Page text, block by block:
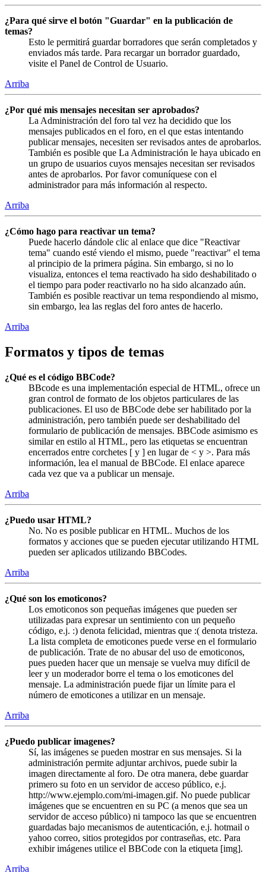
¿Para qué sirve el botón "Guardar" en la publicación de
temas?
Esto le permitirá guardar borradores que serán completados y
enviados más tarde. Para recargar un borrador guardado,
visite el Panel de Control de Usuario.
Arriba
¿Por qué mis mensajes necesitan ser aprobados?
La Administración del foro tal vez ha decidido que los
mensajes publicados en el foro, en el que estas intentando
publicar mensajes, necesiten ser revisados antes de aprobarlos.
También es posible que La Administración le haya ubicado en
un grupo de usuarios cuyos mensajes necesitan ser revisados
antes de aprobarlos. Por favor comuníquese con el
administrador para más información al respecto.
Arriba
¿Cómo hago para reactivar un tema?
Puede hacerlo dándole clic al enlace que dice "Reactivar
tema" cuando esté viendo el mismo, puede "reactivar" el tema
al principio de la primera página. Sin embargo, si no lo
visualiza, entonces el tema reactivado ha sido deshabilitado o
el tiempo para poder reactivarlo no ha sido alcanzado aún.
También es posible reactivar un tema respondiendo al mismo,
sin embargo, lea las reglas del foro antes de hacerlo.
Arriba
Formatos y tipos de temas
¿Qué es el código BBCode?
BBcode es una implementación especial de HTML, ofrece un
gran control de formato de los objetos particulares de las
publicaciones. El uso de BBCode debe ser habilitado por la
administración, pero también puede ser deshabilitado del
formulario de publicación de mensajes. BBCode asimismo es
similar en estilo al HTML, pero las etiquetas se encuentran
encerrados entre corchetes [ y ] en lugar de < y >. Para más
información, lea el manual de BBCode. El enlace aparece
cada vez que va a publicar un mensaje.
Arriba
¿Puedo usar HTML?
No. No es posible publicar en HTML. Muchos de los
formatos y acciones que se pueden ejecutar utilizando HTML
pueden ser aplicados utilizando BBCodes.
Arriba
¿Qué son los emoticonos?
Los emoticonos son pequeñas imágenes que pueden ser
utilizadas para expresar un sentimiento con un pequeño
código, e.j. :) denota felicidad, mientras que :( denota tristeza.
La lista completa de emoticones puede verse en el formulario
de publicación. Trate de no abusar del uso de emoticonos,
pues pueden hacer que un mensaje se vuelva muy difícil de
leer y un moderador borre el tema o los emoticones del
mensaje. La administración puede fijar un límite para el
número de emoticones a utilizar en un mensaje.
Arriba
¿Puedo publicar imagenes?
Sí, las imágenes se pueden mostrar en sus mensajes. Si la
administración permite adjuntar archivos, puede subir la
imagen directamente al foro. De otra manera, debe guardar
primero su foto en un servidor de acceso público, e.j.
http://www.ejemplo.com/mi-imagen.gif. No puede publicar
imágenes que se encuentren en su PC (a menos que sea un
servidor de acceso público) ni tampoco las que se encuentren
guardadas bajo mecanismos de autenticación, e.j. hotmail o
yahoo correo, sitios protegidos por contraseñas, etc. Para
exhibir imágenes utilice el BBCode con la etiqueta [img].
Arriba